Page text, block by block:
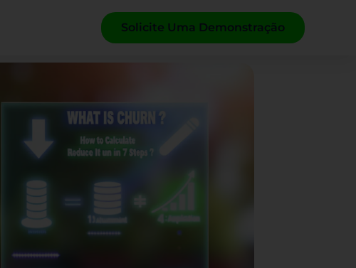
Solicite Uma Demonstração